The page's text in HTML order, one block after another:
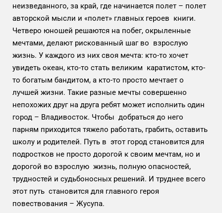
неизведанного, за край, где начинается полет – полет
авторской мысли и «полет» главных героев книги.
Четверо юношей решаются на побег, окрыленные
мечтами, делают рискованный шаг во взрослую
жизнь. У каждого из них своя мечта: кто-то хочет
увидеть океан, кто-то стать великим каратистом, кто-
то богатым бандитом, а кто-то просто мечтает о
лучшей жизни. Такие разные мечты совершенно
непохожих друг на друга ребят может исполнить один
город – Владивосток. Чтобы добраться до него
парням приходится тяжело работать, грабить, оставить
школу и родителей. Путь в этот город становится для
подростков не просто дорогой к своим мечтам, но и
дорогой во взрослую жизнь, полную опасностей,
трудностей и судьбоносных решений. И труднее всего
этот путь становится для главного героя
повествования – Жусупа.